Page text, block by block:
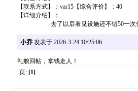
【联系方式】：var15【综合
【详细介绍】：
去了以后看见设施还不错50一次但是开
小乔发表于 2026-3-24 10:25:06
礼貌回帖，拿钱走人！
页: [1]